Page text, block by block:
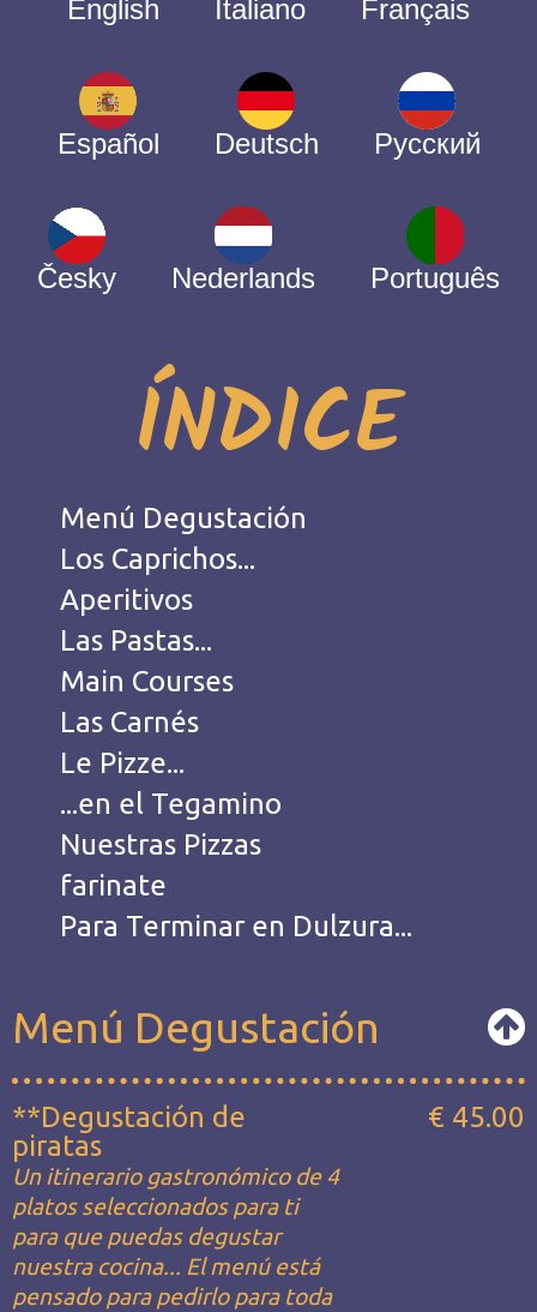
English Italiano Français
Español Deutsch Русский
Česky Nederlands Português
ÍNDICE
Menú Degustación
Los Caprichos...
Aperitivos
Las Pastas...
Main Courses
Las Carnés
Le Pizze...
...en el Tegamino
Nuestras Pizzas
farinate
Para Terminar en Dulzura...
Menú Degustación
**Degustación de
piratas
Un itinerario gastronómico de 4
platos seleccionados para ti
para que puedas degustar
nuestra cocina... El menú está
pensado para pedirlo para toda
€ 45.00